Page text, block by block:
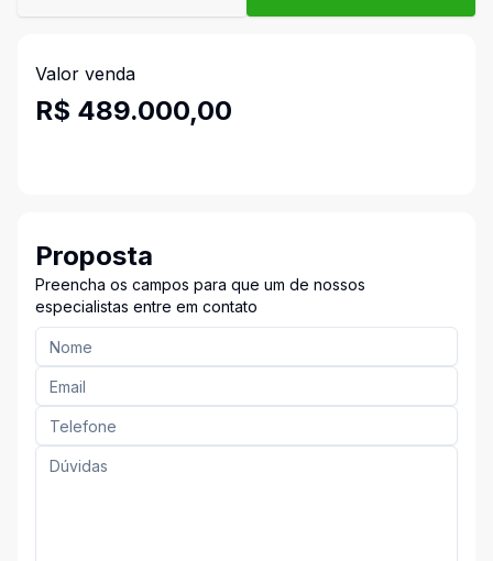
Valor venda
R$ 489.000,00
Proposta
Preencha os campos para que um de nossos
especialistas entre em contato